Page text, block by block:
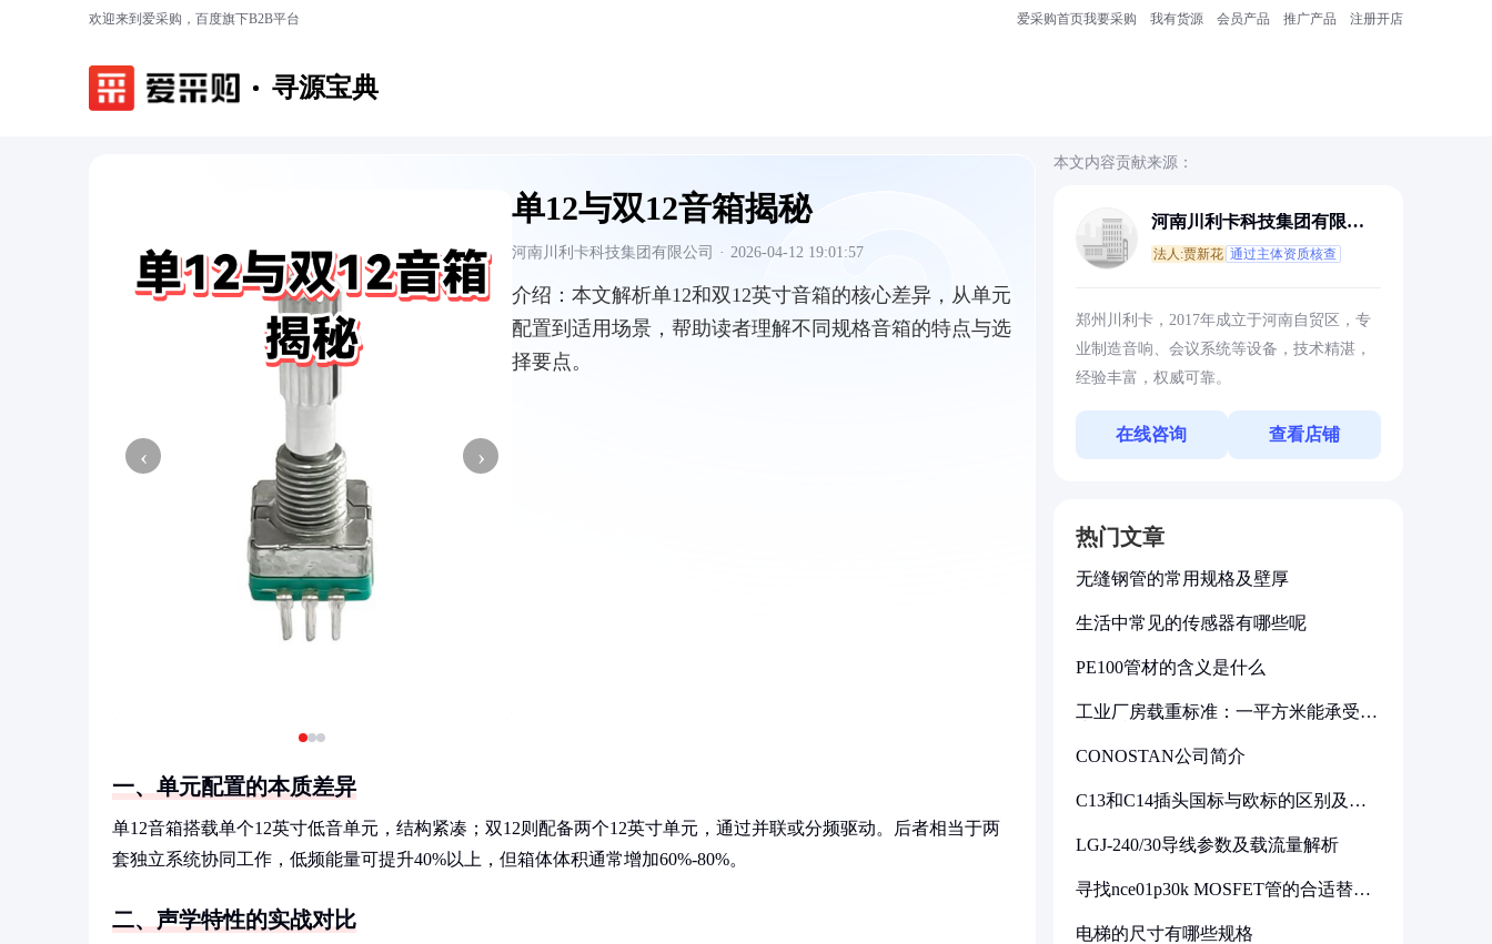
欢迎来到爱采购，百度旗下B2B平台 爱采购首页我要采购 我有货源 会员产品 推广产品 注册开店
寻源宝典
‹ ›
单12与双12音箱揭秘
河南川利卡科技集团有限公司 · 2026-04-12 19:01:57
介绍： 本文解析单12和双12英寸音箱的核心差异，从单元
配置到适用场景，帮助读者理解不同规格音箱的特点与选
择要点。
一、单元配置的本质差异
单12音箱搭载单个12英寸低音单元，结构紧凑；双12则配备两个12英寸单元，通过并联或分频驱动。后者相当于两
套独立系统协同工作，低频能量可提升40%以上，但箱体体积通常增加60%-80%。
二、声学特性的实战对比
本文内容贡献来源：
河南川利卡科技集团有限公
法人:贾新花 通过主体资质核查
郑州川利卡，2017年成立于河南自贸区，专
业制造音响、会议系统等设备，技术精湛，
经验丰富，权威可靠。
在线咨询 查看店铺
热门文章
无缝钢管的常用规格及壁厚
生活中常见的传感器有哪些呢
PE100管材的含义是什么
工业厂房载重标准：一平方米能承受多
CONOSTAN公司简介
C13和C14插头国标与欧标的区别及其
LGJ-240/30导线参数及载流量解析
寻找nce01p30k MOSFET管的合适替代
电梯的尺寸有哪些规格